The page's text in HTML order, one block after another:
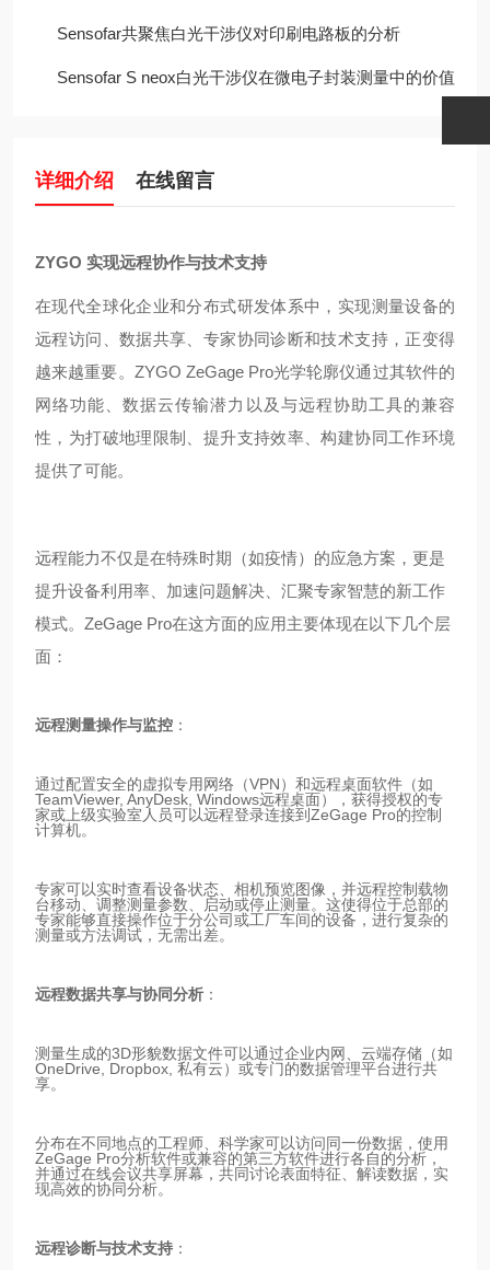
Sensofar共聚焦白光干涉仪对印刷电路板的分析
Sensofar S neox白光干涉仪在微电子封装测量中的价值
详细介绍 在线留言
ZYGO 实现远程协作与技术支持
在现代全球化企业和分布式研发体系中，实现测量设备的
远程访问、数据共享、专家协同诊断和技术支持，正变得
越来越重要。ZYGO ZeGage Pro光学轮廓仪通过其软件的
网络功能、数据云传输潜力以及与远程协助工具的兼容
性，为打破地理限制、提升支持效率、构建协同工作环境
提供了可能。
远程能力不仅是在特殊时期（如疫情）的应急方案，更是
提升设备利用率、加速问题解决、汇聚专家智慧的新工作
模式。ZeGage Pro在这方面的应用主要体现在以下几个层
面：
远程测量操作与监控 ：
通过配置安全的虚拟专用网络（VPN）和远程桌面软件（如
TeamViewer, AnyDesk, Windows远程桌面），获得授权的专
家或上级实验室人员可以远程登录连接到ZeGage Pro的控制
计算机。
专家可以实时查看设备状态、相机预览图像，并远程控制载物
台移动、调整测量参数、启动或停止测量。这使得位于总部的
专家能够直接操作位于分公司或工厂车间的设备，进行复杂的
测量或方法调试，无需出差。
远程数据共享与协同分析 ：
测量生成的3D形貌数据文件可以通过企业内网、云端存储（如
OneDrive, Dropbox, 私有云）或专门的数据管理平台进行共
享。
分布在不同地点的工程师、科学家可以访问同一份数据，使用
ZeGage Pro分析软件或兼容的第三方软件进行各自的分析，
并通过在线会议共享屏幕，共同讨论表面特征、解读数据，实
现高效的协同分析。
远程诊断与技术支持 ：